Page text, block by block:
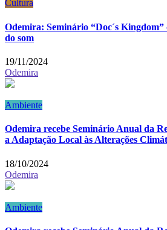
Cultura
Odemira: Seminário “Doc´s
do som
19/11/2024
Odemira
Ambiente
Odemira recebe Seminário Anual da
a Adaptação Local às Alterações
18/10/2024
Odemira
Ambiente